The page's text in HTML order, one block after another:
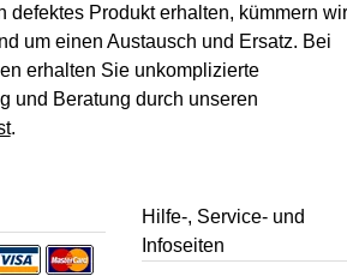
defektes Produkt erhalten, kümmern wir
um einen Austausch und Ersatz. Bei
erhalten Sie unkomplizierte
und Beratung durch unseren
.
Hilfe-, Service- und
Infoseiten